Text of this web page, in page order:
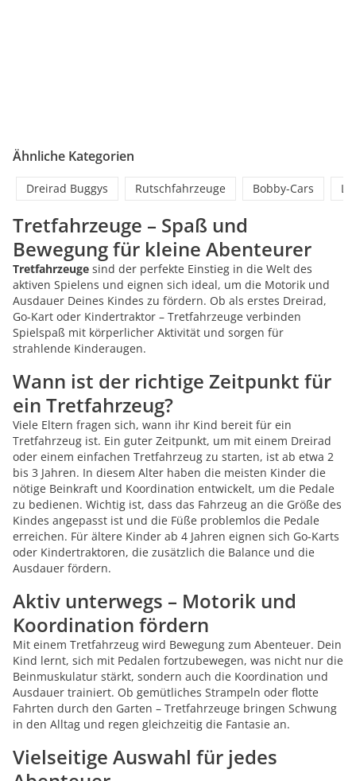
Ähnliche Kategorien
Dreirad Buggys Rutschfahrzeuge Bobby-Cars
Tretfahrzeuge – Spaß und
Bewegung für kleine Abenteurer
Tretfahrzeuge sind der perfekte Einstieg in die Welt des
aktiven Spielens und eignen sich ideal, um die Motorik und
Ausdauer Deines Kindes zu fördern. Ob als erstes Dreirad,
Go-Kart oder Kindertraktor – Tretfahrzeuge verbinden
Spielspaß mit körperlicher Aktivität und sorgen für
strahlende Kinderaugen.
Wann ist der richtige Zeitpunkt für
ein Tretfahrzeug?
Viele Eltern fragen sich, wann ihr Kind bereit für ein
Tretfahrzeug ist. Ein guter Zeitpunkt, um mit einem Dreirad
oder einem einfachen Tretfahrzeug zu starten, ist ab etwa 2
bis 3 Jahren. In diesem Alter haben die meisten Kinder die
nötige Beinkraft und Koordination entwickelt, um die Pedale
zu bedienen. Wichtig ist, dass das Fahrzeug an die Größe des
Kindes angepasst ist und die Füße problemlos die Pedale
erreichen. Für ältere Kinder ab 4 Jahren eignen sich Go-Karts
oder Kindertraktoren, die zusätzlich die Balance und die
Ausdauer fördern.
Aktiv unterwegs – Motorik und
Koordination fördern
Mit einem Tretfahrzeug wird Bewegung zum Abenteuer. Dein
Kind lernt, sich mit Pedalen fortzubewegen, was nicht nur die
Beinmuskulatur stärkt, sondern auch die Koordination und
Ausdauer trainiert. Ob gemütliches Strampeln oder flotte
Fahrten durch den Garten – Tretfahrzeuge bringen Schwung
in den Alltag und regen gleichzeitig die Fantasie an.
Vielseitige Auswahl für jedes